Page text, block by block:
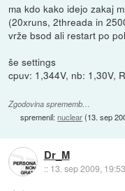
ma kdo kako idejo zakaj
(20xruns, 2threada in
vrže bsod ali restart po
še settings
cpuv: 1,344V, nb: 1,30V,
Zgodovina sprememb…
spremenil:nuclear(13. sep
Dr_M
:: 13. sep 2009, 19:53